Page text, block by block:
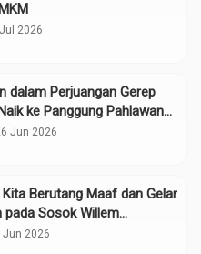
2026
dalam Perjuangan Gerep
ke Panggung Pahlawan
Jun 2026
Kita Berutang Maaf dan Gelar
pada Sosok Willem
Jun 2026